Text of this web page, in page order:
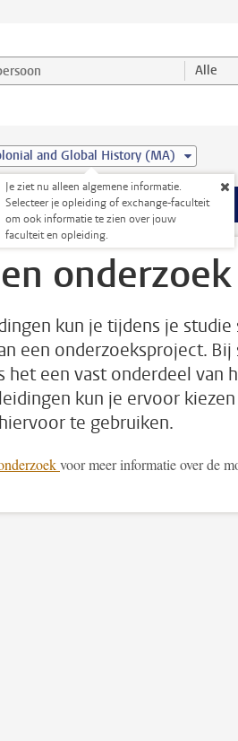
en selecteer categorie Alle
and Global History (MA)
Je ziet nu alleen algemene informatie.
Selecteer je opleiding of exchange-faculteit
om ook informatie te zien over jouw
faculteit en opleiding.
pagina’s
meer Faciliteiten pagina’s
Extra studieactiviteiten
onderzoek
kun je tijdens je
een onderzoeksproject. Bij
het een vast onderdeel van
kun je ervoor
te gebruiken.
voor meer informatie over de